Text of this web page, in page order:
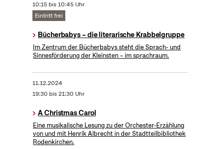
10:15 bis 10:45 Uhr
Eintritt frei
Bücherbabys – die literarische Krabbelgruppe
Im Zentrum der Bücherbabys steht die Sprach- und
Sinnesförderung der Kleinsten – im sprachraum.
11.12.2024
19:30 bis 21:30 Uhr
A Christmas Carol
Eine musikalische Lesung zu der Orchester-Erzählung
von und mit Henrik Albrecht in der Stadtteilbibliothek
Rodenkirchen.